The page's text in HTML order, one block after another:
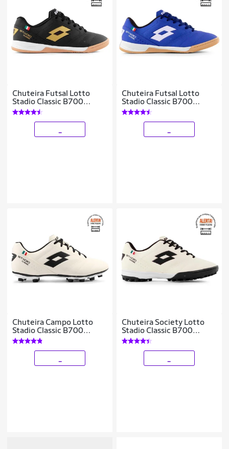
Chuteira Futsal Lotto
Stadio Classic B700
Masculina
Chuteira Futsal Lotto
Stadio Classic B700
Masculina
Chuteira Campo Lotto
Stadio Classic B700
Masculina
Chuteira Society Lotto
Stadio Classic B700
Masculina